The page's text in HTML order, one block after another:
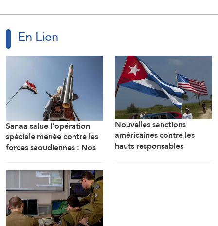
En Lien
Sanaa salue l’opération
spéciale menée contre les
forces saoudiennes : Nos
Nouvelles sanctions
américaines contre les
hauts responsables